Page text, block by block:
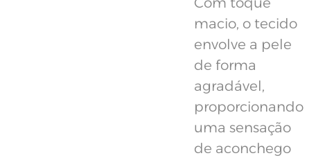
macio, o tecido
envolve a pele
de forma
agradável,
proporcionando
uma sensação
de aconchego